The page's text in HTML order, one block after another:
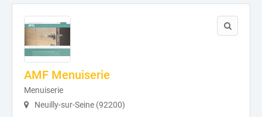
AMF Menuiserie
Menuiserie
Neuilly-sur-Seine (92200)